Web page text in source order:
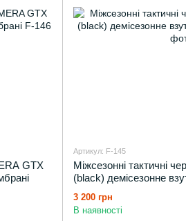
GTX
Артикул: F-145
Міжсезонні тактичні
(black) демісезонне
3 200 грн
В наявності